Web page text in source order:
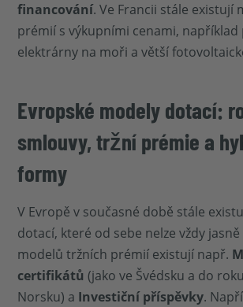
financování. Ve Francii stále existují
prémií s výkupními cenami,
elektrárny na moři a větší
Evropské modely dotací:
smlouvy, tržní prémie a
formy
V Evropě v současné době stále
dotací, které od sebe nelze vždy
modelů tržních prémií existují např.
certifikátů (jako ve Švédsku a do
Norsku) a Investiční příspěvky.